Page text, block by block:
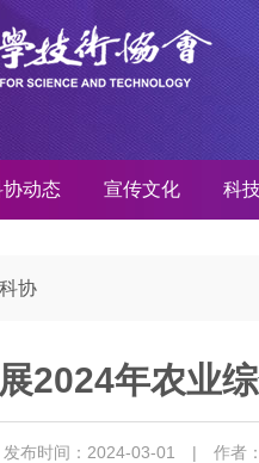
协动态 宣传文化 科
协
2024年农业
发布时间：2024-03-01 | 作者